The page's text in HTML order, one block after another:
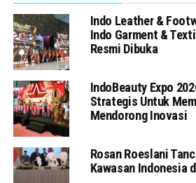
Indo Leather &
Indo Garment &
Resmi Dibuka
IndoBeauty Expo
Strategis Untuk
Mendorong Inovasi
Rosan Roeslani
Kawasan Indonesia